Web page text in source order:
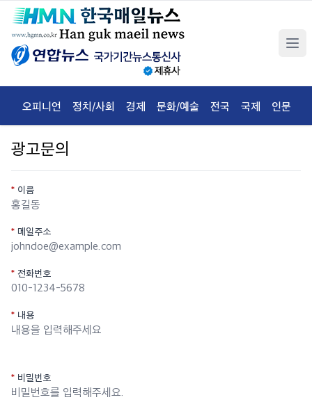
오피니언 정치/사회 경제 문화/예술 전국 국제 인문
광고문의
이름
메일주소
전화번호
내용
비밀번호